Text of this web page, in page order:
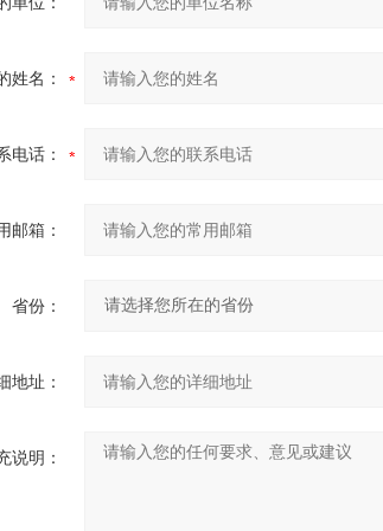
姓名：
电话：
邮箱：
省份：
地址：
说明：